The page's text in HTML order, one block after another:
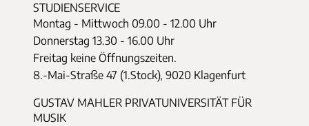
STUDIENSERVICE
Montag - Mittwoch 09.00 - 12.00 Uhr
Donnerstag 13.30 - 16.00 Uhr
Freitag keine Öffnungszeiten.
8.-Mai-Straße 47 (1.Stock), 9020 Klagenfurt
GUSTAV MAHLER PRIVATUNIVERSITÄT FÜR
MUSIK